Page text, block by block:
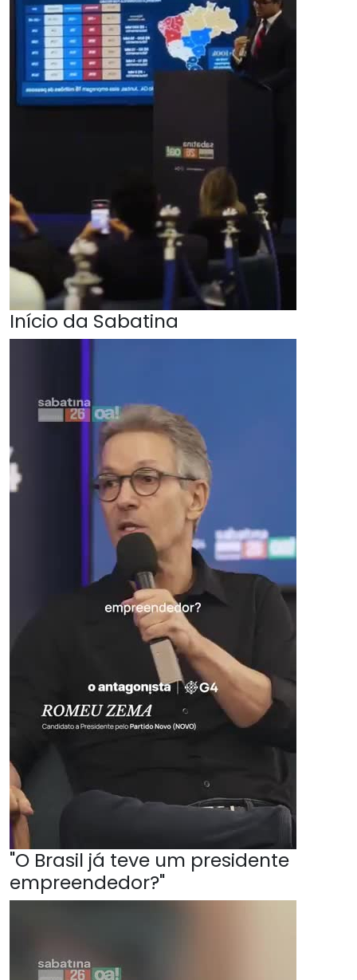
Início da Sabatina
"O Brasil já teve um presidente
empreendedor?"